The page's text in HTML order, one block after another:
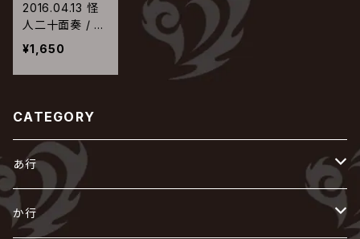
2016.04.13 怪
人二十面奏 / 愛
憎悪【セカンドプ
レス盤】
¥1,650
CATEGORY
あ行
あ
か行